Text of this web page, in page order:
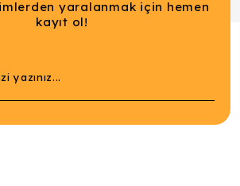
yaralanmak için hemen
kayıt ol!